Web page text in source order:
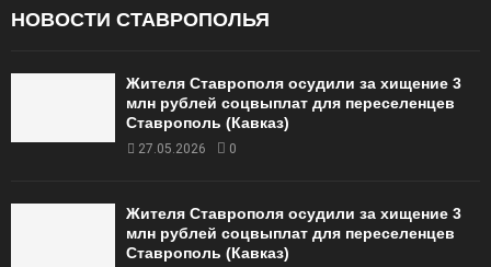
НОВОСТИ СТАВРОПОЛЬЯ
Жителя Ставрополя осудили за хищение 3
млн рублей соцвыплат для переселенцев
Ставрополь (Кавказ)
27.05.2026 0
Жителя Ставрополя осудили за хищение 3
млн рублей соцвыплат для переселенцев
Ставрополь (Кавказ)